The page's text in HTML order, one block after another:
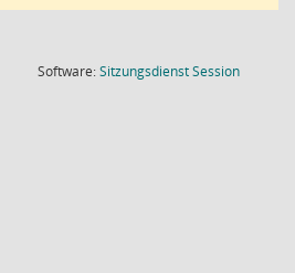
Software:SitzungsdienstSession(Wird in